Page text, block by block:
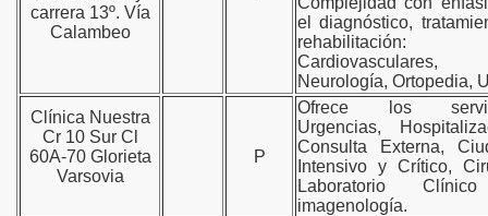
carrera 13º. Vía
Calambeo
el diagnóstico,
rehabilitación:
Cardiovasculares,
Neurología, Ortopedia,
Clínica Nuestra
Cr 10 Sur Cl
60A-70 Glorieta
Varsovia
P
Ofrece los
Urgencias,
Consulta Externa,
Intensivo y Crítico,
Laboratorio
imagenología.